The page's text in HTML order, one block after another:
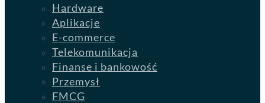
Hardware
Aplikacje
E-commerce
Telekomunikacja
Finanse i bankowość
Przemysł
FMCG